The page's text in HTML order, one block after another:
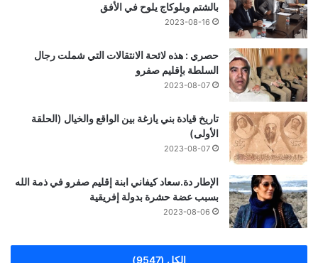
بالشتم وبلوكاج يلوح في الأفق
2023-08-16
حصري : هذه لائحة الانتقالات التي شملت رجال
السلطة بإقليم صفرو
2023-08-07
تاريخ قيادة بني يازغة بين الواقع والخيال (الحلقة
الأولى)
2023-08-07
الإطار دة.سعاد كيفاني ابنة إقليم صفرو في ذمة الله
بسبب عضة حشرة بدولة إفريقية
2023-08-06
الكل (9547)